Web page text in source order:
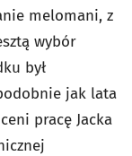
melomani, z
wybór
był
jak lata
pracę Jacka